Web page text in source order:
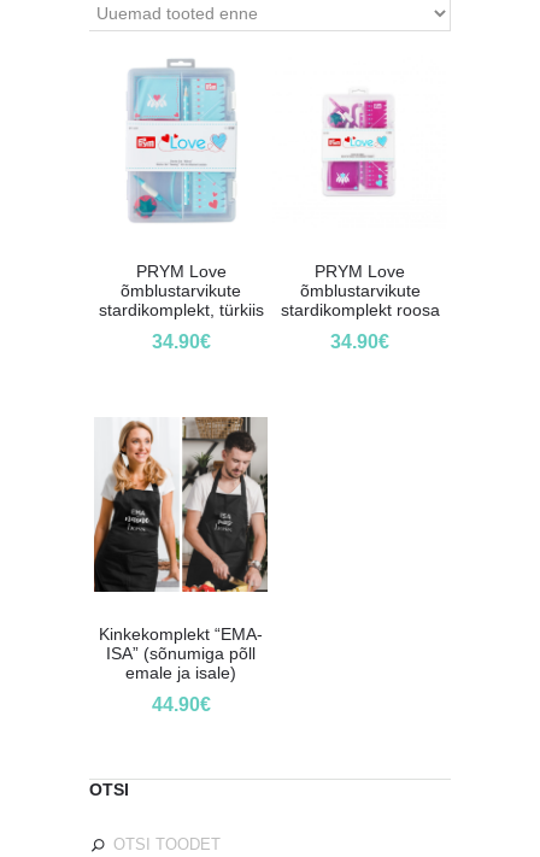
PRYM Love
õmblustarvikute
stardikomplekt, türkiis
34.90€
PRYM Love
õmblustarvikute
stardikomplekt roosa
34.90€
Kinkekomplekt “EMA-
ISA” (sõnumiga põll
emale ja isale)
44.90€
OTSI